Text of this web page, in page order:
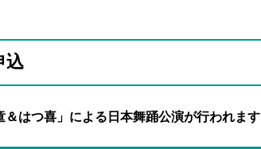
込
＆はつ喜」による日本舞踊公演が行われます